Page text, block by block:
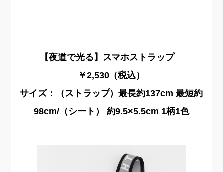
【夜道で光る】スマホストラップ
￥2,530（税込）
サイズ：（ストラップ）最長約137cm 最短約
98cm/（シート） 約9.5×5.5cm 1柄1色